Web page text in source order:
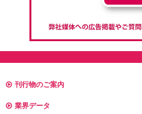
刊行物のご案内
業界データ